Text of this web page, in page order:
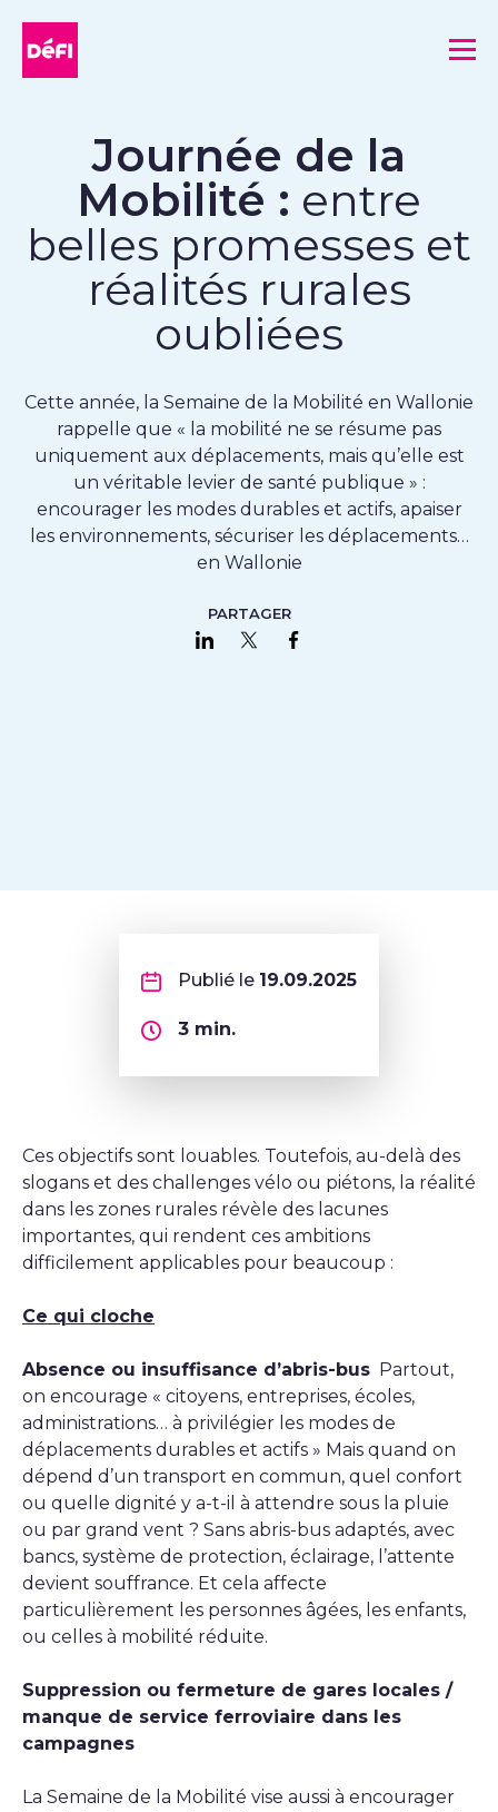
Journée de la
Mobilité : entre
belles promesses et
réalités rurales
oubliées
Cette année, la Semaine de la Mobilité en Wallonie
rappelle que « la mobilité ne se résume pas
uniquement aux déplacements, mais qu’elle est
un véritable levier de santé publique » :
encourager les modes durables et actifs, apaiser
les environnements, sécuriser les déplacements…
en Wallonie
PARTAGER
Partager sur LinkedIn
Partager sur Twitter
Publié le 19.09.2025
3 min.
Ces objectifs sont louables. Toutefois, au-delà des
slogans et des challenges vélo ou piétons, la réalité
dans les zones rurales révèle des lacunes
importantes, qui rendent ces ambitions
difficilement applicables pour beaucoup :
Ce qui cloche
Absence ou insuffisance d’abris-bus Partout,
on encourage « citoyens, entreprises, écoles,
administrations… à privilégier les modes de
déplacements durables et actifs » Mais quand on
dépend d’un transport en commun, quel confort
ou quelle dignité y a-t-il à attendre sous la pluie
ou par grand vent ? Sans abris-bus adaptés, avec
bancs, système de protection, éclairage, l’attente
devient souffrance. Et cela affecte
particulièrement les personnes âgées, les enfants,
ou celles à mobilité réduite.
Suppression ou fermeture de gares locales /
manque de service ferroviaire dans les
campagnes
La Semaine de la Mobilité vise aussi à encourager